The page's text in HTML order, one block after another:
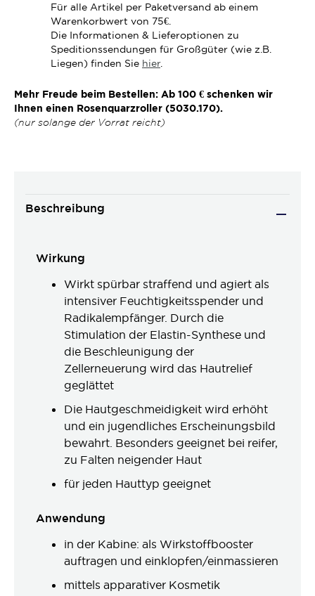
Für alle Artikel per Paketversand ab einem
Warenkorbwert von 75€.
Die Informationen & Lieferoptionen zu
Speditionssendungen für Großgüter (wie z.B.
Liegen) finden Sie hier.
Mehr Freude beim Bestellen: Ab 100 € schenken wir
Ihnen einen Rosenquarzroller (5030.170).
(nur solange der Vorrat reicht)
Beschreibung
Wirkung
Wirkt spürbar straffend und agiert als
intensiver Feuchtigkeitsspender und
Radikalempfänger. Durch die
Stimulation der Elastin-Synthese und
die Beschleunigung der
Zellerneuerung wird das Hautrelief
geglättet
Die Hautgeschmeidigkeit wird erhöht
und ein jugendliches Erscheinungsbild
bewahrt. Besonders geeignet bei reifer,
zu Falten neigender Haut
für jeden Hauttyp geeignet
Anwendung
in der Kabine: als Wirkstoffbooster
auftragen und einklopfen/einmassieren
mittels apparativer Kosmetik